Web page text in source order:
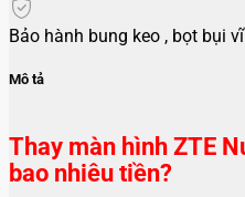
Bảo hành bung keo , bọt bụi
Mô tả
Thay màn hình ZTE
bao nhiêu tiền?